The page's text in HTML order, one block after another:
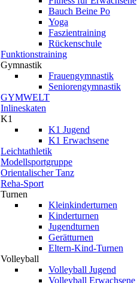
Bauch Beine Po
Yoga
Faszientraining
Rückenschule
Funktionstraining
Gymnastik
Frauengymnastik
Seniorengymnastik
GYMWELT
Inlineskaten
K1
K1 Jugend
K1 Erwachsene
Leichtathletik
Modellsportgruppe
Orientalischer Tanz
Reha-Sport
Turnen
Kleinkinderturnen
Kinderturnen
Jugendturnen
Gerätturnen
Eltern-Kind-Turnen
Volleyball
Volleyball Jugend
Volleyball Erwachsene